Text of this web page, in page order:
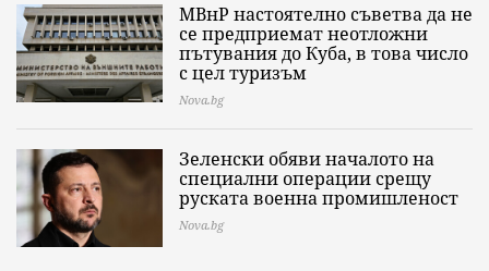
МВнР настоятелно съветва да не
се предприемат неотложни
пътувания до Куба, в това число
с цел туризъм
Nova.bg
Зеленски обяви началото на
специални операции срещу
руската военна промишленост
Nova.bg